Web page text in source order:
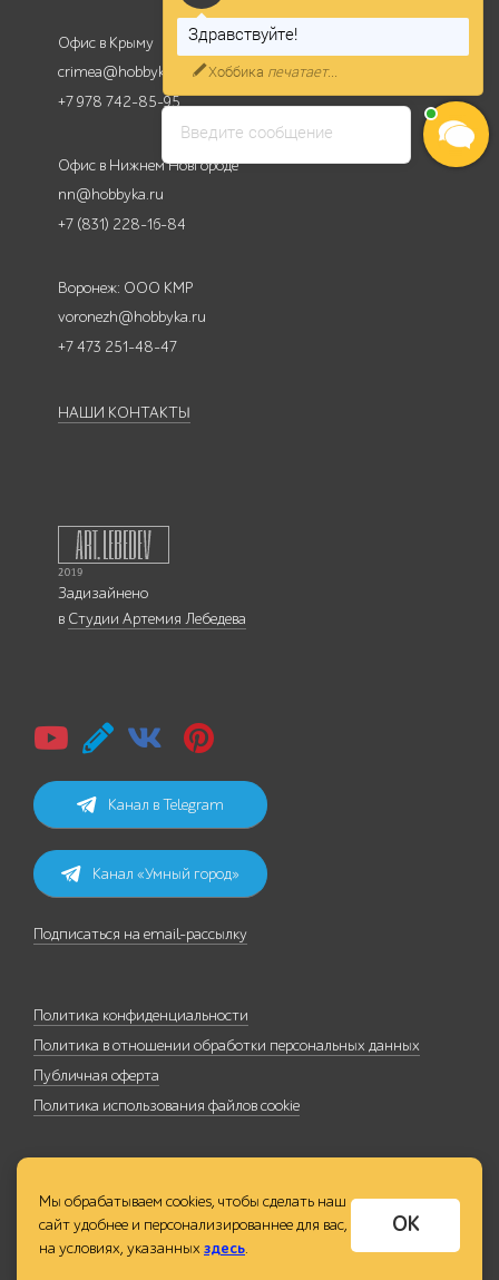
Офис в Крыму
crimea@hobbyka.ru
+7 978 742-85-95
Офис в Нижнем Новгороде
nn@hobbyka.ru
+7 (831) 228-16-84
Воронеж: ООО КМР
voronezh@hobbyka.ru
+7 473 251-48-47
НАШИ КОНТАКТЫ
Задизайнено
в Студии Артемия Лебедева
Канал в Telegram
Канал «Умный город»
Подписаться на email-рассылку
Политика конфиденциальности
Политика в отношении обработки персональных данных
Публичная оферта
Политика использования файлов cookie
Мы обрабатываем cookies, чтобы сделать наш
сайт удобнее и персонализированнее для вас,
на условиях, указанныхздесь.
ОК
Введите сообщение
Здравствуйте!
Хоббика печатает...